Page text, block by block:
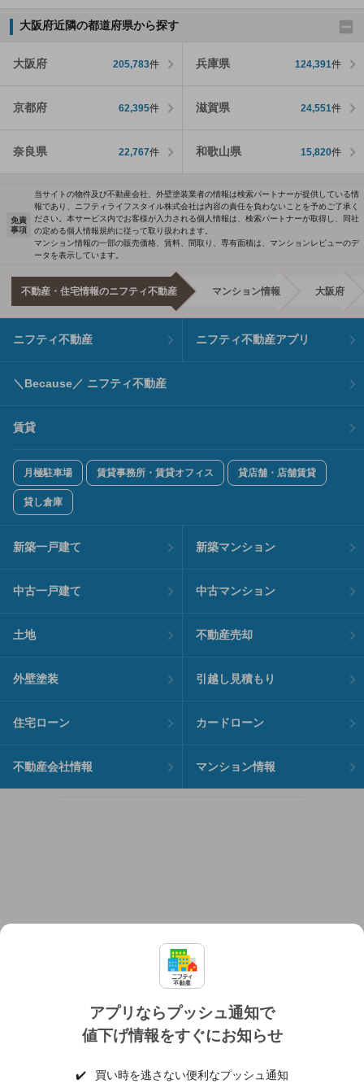
大阪府近隣の都道府県から探す
大阪府 205,783件 兵庫県 124,391件
京都府 62,395件 滋賀県 24,551件
奈良県 22,767件 和歌山県 15,820件
アプリならプッシュ通知で
値下げ情報をすぐにお知らせ
✔️ 買い時を逃さない便利なプッシュ通知
免責
事項
当サイトの物件及び不動産会社、外壁塗装業者の情報は検索パートナーが提供している情
報であり、ニフティライフスタイル株式会社は内容の責任を負わないことを予めご了承く
ださい。本サービス内でお客様が入力される個人情報は、検索パートナーが取得し、同社
の定める個人情報規約に従って取り扱われます。
マンション情報の一部の販売価格、賃料、間取り、専有面積は、マンションレビューのデ
ータを表示しています。
不動産・住宅情報のニフティ不動産 マンション情報 大阪府
ニフティ不動産 ニフティ不動産アプリ
＼Because／ ニフティ不動産
賃貸
月極駐車場 賃貸事務所・賃貸オフィス 貸店舗・店舗賃貸
貸し倉庫
新築一戸建て 新築マンション
中古一戸建て 中古マンション
土地 不動産売却
外壁塗装 引越し見積もり
住宅ローン カードローン
不動産会社情報 マンション情報
個人情報保護ポリシー 利用規約
ヘルプ・お問い合わせ 採用情報